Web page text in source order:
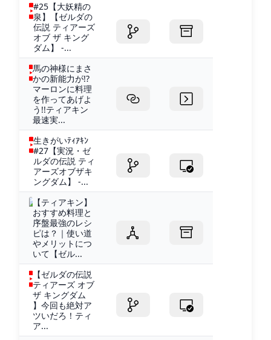
#25【大妖精の
泉】【ゼルダの
伝説 ティアーズ
オブ ザ キング
ダム】 -...
馬の神様にまさ
かの新能力が!?
マーロンに料理
を作ってあげよ
う!!ティアキン
最速実...
生きがいﾃｨｱｷﾝ
#27【実況・ゼ
ルダの伝説 ティ
アーズオブザキ
ングダム】 -...
【ティアキン】
おすすめ料理と
序盤最強のレシ
ピは？｜使い道
やメリットにつ
いて【ゼル...
【ゼルダの伝説
ティアーズ オブ
ザ キングダム
】今回も絶対ア
ツいだろ！ティ
ア...